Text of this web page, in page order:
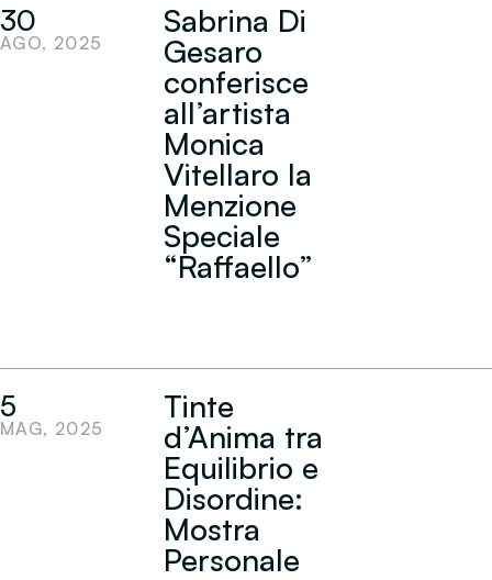
30
AGO, 2025
Sabrina Di
Gesaro
conferisce
all’artista
Monica
Vitellaro la
Menzione
Speciale
“Raffaello”
5
MAG, 2025
Tinte
d’Anima tra
Equilibrio e
Disordine:
Mostra
Personale